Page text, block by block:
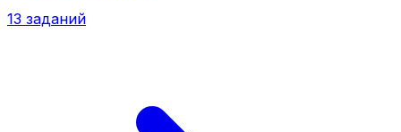
13 заданий